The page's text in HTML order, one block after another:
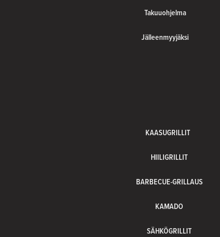
Takuuohjelma
Jälleenmyyjäksi
KAASUGRILLIT
HIILIGRILLIT
BARBECUE-GRILLAUS
KAMADO
SÄHKÖGRILLIT